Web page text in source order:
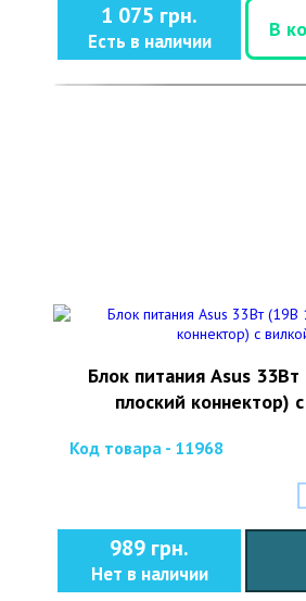
1 075 грн.
Есть в наличии
В
Блок питания Asus
плоский коннектор)
Код товара - 11968
989 грн.
Нет в наличии